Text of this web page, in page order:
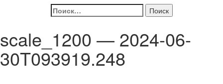
Найти:
scale_1200 — 2024-06-
30T093919.248